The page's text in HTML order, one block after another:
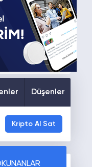
Düşenler
Kripto Al Sat